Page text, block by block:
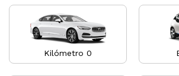
Kilómetro 0